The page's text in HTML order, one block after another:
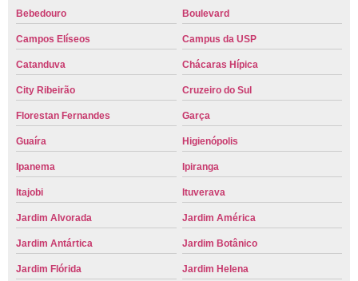
Bebedouro Boulevard
Campos Elíseos Campus da USP
Catanduva Chácaras Hípica
City Ribeirão Cruzeiro do Sul
Florestan Fernandes Garça
Guaíra Higienópolis
Ipanema Ipiranga
Itajobi Ituverava
Jardim Alvorada Jardim América
Jardim Antártica Jardim Botânico
Jardim Flórida Jardim Helena